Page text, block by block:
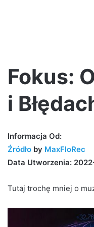
Fokus:
i
Informacja Od:
Źródło by MaxFloRec
Data Utworzenia:
Tutaj trochę mniej o
3MAM
8